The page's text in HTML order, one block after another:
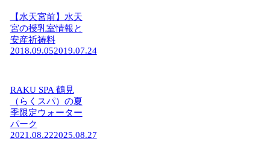
【水天宮前】水天
宮の授乳室情報と
安産祈祷料
2018.09.052019.07.24
RAKU SPA 鶴見
（らくスパ）の夏
季限定ウォーター
パーク
2021.08.222025.08.27